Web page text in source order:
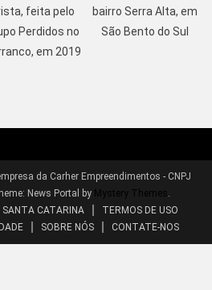
feita pelo
Perdidos no
em 2019
bairro Serra Alta, em
São Bento do Sul
da Carher Empreendimentos - CNPJ
News Portal by Mystery Themes .
SANTA CATARINA
TERMOS DE USO
SOBRE NÓS CONTATE-NOS